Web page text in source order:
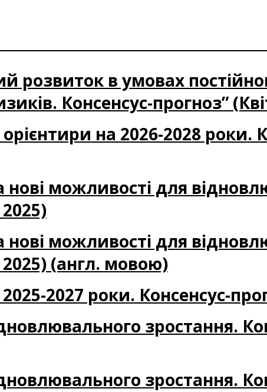
розвиток в умовах
Консенсус-прогноз”
на 2026-2028 роки.
можливості для
можливості для
2025) (англ. мовою)
2027 роки. Консенсус-
зростання.
зростання.